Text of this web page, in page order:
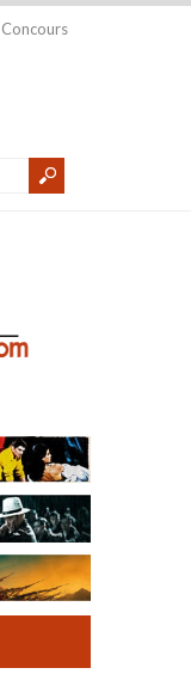
Concours